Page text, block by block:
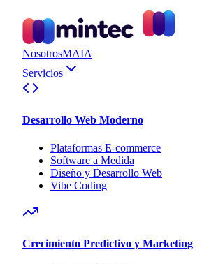
NosotrosMAIA
Servicios
Desarrollo Web Moderno
Plataformas E-commerce
Software a Medida
Diseño y Desarrollo Web
Vibe Coding
Crecimiento Predictivo y Marketing